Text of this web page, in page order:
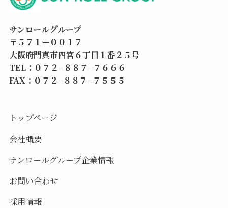
サンロールグループ
〒５７１ー００１７
大阪府門真市四宮６丁目１番２５号
TEL：０７２−８８７−７６６６
FAX：０７２−８８７−７５５５
トップページ
会社概要
サンロールグループ企業情報
お問い合わせ
採用情報